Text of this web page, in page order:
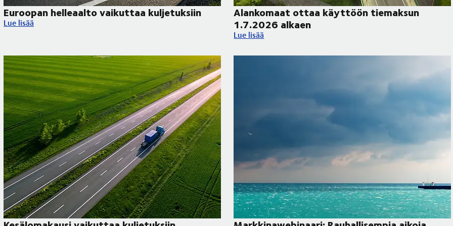
Euroopan helleaalto vaikuttaa kuljetuksiin
Euroopan helleaalto vaikuttaa kuljetuksiin
Lue lisää
Alankomaat ottaa käyttöön tiemaksun
1.7.2026 alkaen
Alankomaat ottaa käyttöön tiemaksun 1.7.2026 alkaen
Lue lisää